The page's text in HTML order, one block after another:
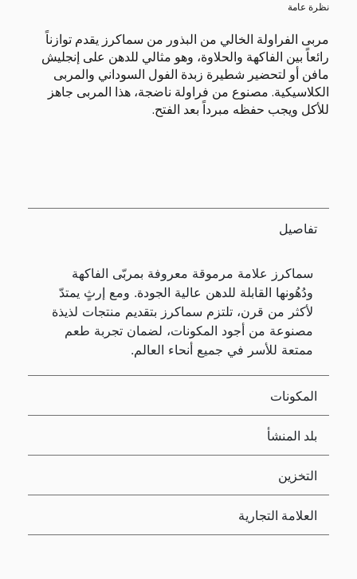
نظرة عامة
مربى الفراولة الخالي من البذور من سماكرز يقدم توازناً
رائعاً بين الفاكهة والحلاوة، وهو مثالي للدهن على إنجليش
مافن أو لتحضير شطيرة زبدة الفول السوداني والمربى
الكلاسيكية. مصنوع من فراولة ناضجة، هذا المربى جاهز
للأكل ويجب حفظه مبرداً بعد الفتح.
تفاصيل
سماكرز علامة مرموقة معروفة بمربّى الفاكهة
ودُهُونها القابلة للدهن عالية الجودة. ومع إرثٍ يمتدّ
لأكثر من قرن، تلتزم سماكرز بتقديم منتجات لذيذة
مصنوعة من أجود المكونات، لضمان تجربة طعم
ممتعة للأسر في جميع أنحاء العالم.
المكونات
بلد المنشأ
التخزين
العلامة التجارية